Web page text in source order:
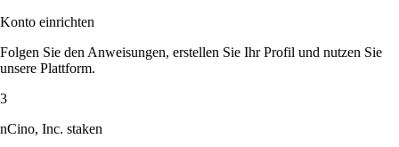
Konto einrichten
Folgen Sie den Anweisungen, erstellen Sie Ihr Profil und nutzen Sie
unsere Plattform.
3
nCino, Inc. staken